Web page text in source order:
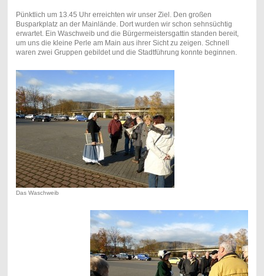
Pünktlich um 13.45 Uhr erreichten wir unser Ziel. Den großen
Busparkplatz an der Mainlände. Dort wurden wir schon sehnsüchtig
erwartet. Ein Waschweib und die Bürgermeistersgattin standen bereit,
um uns die kleine Perle am Main aus ihrer Sicht zu zeigen. Schnell
waren zwei Gruppen gebildet und die Stadtführung konnte beginnen.
Das Waschweib